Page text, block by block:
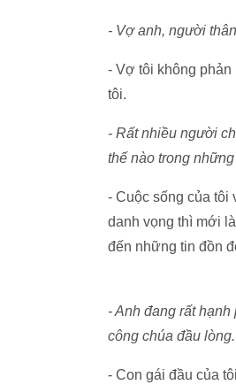
- Vợ anh, người
- Vợ tôi không
tôi.
- Rất nhiều người
thế nào trong
- Cuộc sống của tôi
danh vọng thì mới
đến những tin đồn
- Anh đang rất
công chúa đầu
- Con gái đầu của